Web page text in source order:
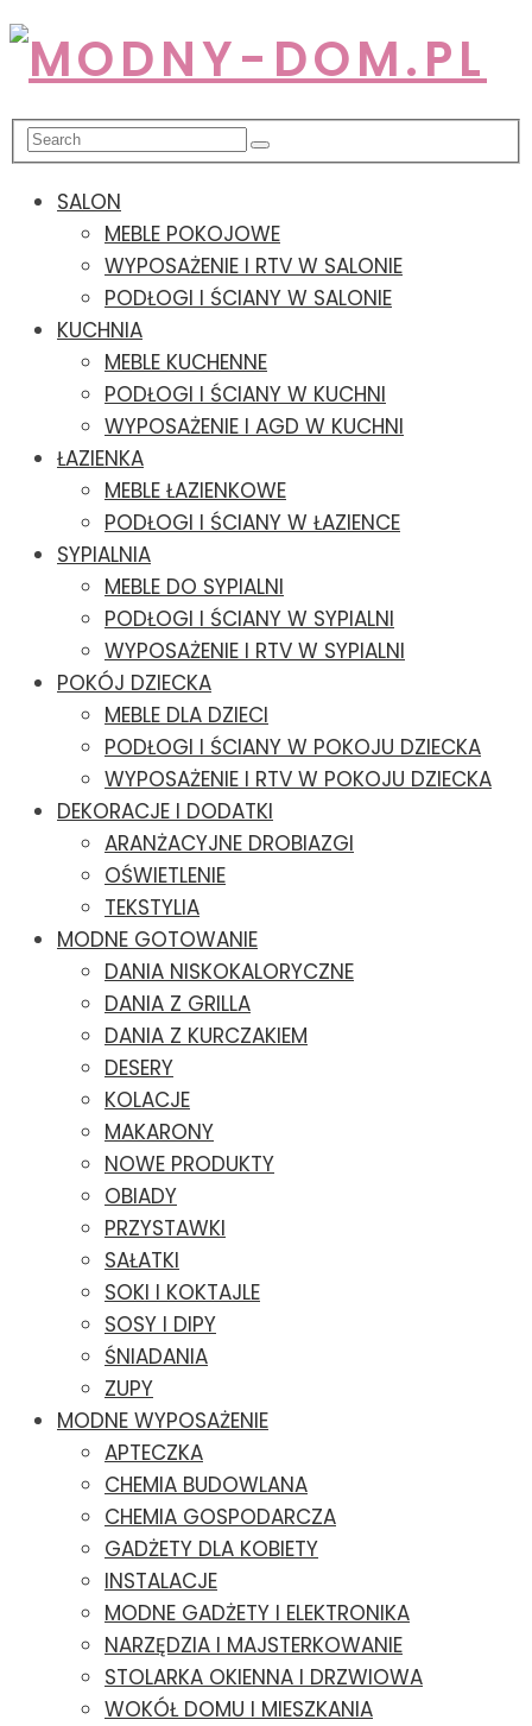
SALON
MEBLE POKOJOWE
WYPOSAŻENIE I RTV W SALONIE
PODŁOGI I ŚCIANY W SALONIE
KUCHNIA
MEBLE KUCHENNE
PODŁOGI I ŚCIANY W KUCHNI
WYPOSAŻENIE I AGD W KUCHNI
ŁAZIENKA
MEBLE ŁAZIENKOWE
PODŁOGI I ŚCIANY W ŁAZIENCE
SYPIALNIA
MEBLE DO SYPIALNI
PODŁOGI I ŚCIANY W SYPIALNI
WYPOSAŻENIE I RTV W SYPIALNI
POKÓJ DZIECKA
MEBLE DLA DZIECI
PODŁOGI I ŚCIANY W POKOJU DZIECKA
WYPOSAŻENIE I RTV W POKOJU DZIECKA
DEKORACJE I DODATKI
ARANŻACYJNE DROBIAZGI
OŚWIETLENIE
TEKSTYLIA
MODNE GOTOWANIE
DANIA NISKOKALORYCZNE
DANIA Z GRILLA
DANIA Z KURCZAKIEM
DESERY
KOLACJE
MAKARONY
NOWE PRODUKTY
OBIADY
PRZYSTAWKI
SAŁATKI
SOKI I KOKTAJLE
SOSY I DIPY
ŚNIADANIA
ZUPY
MODNE WYPOSAŻENIE
APTECZKA
CHEMIA BUDOWLANA
CHEMIA GOSPODARCZA
GADŻETY DLA KOBIETY
INSTALACJE
MODNE GADŻETY I ELEKTRONIKA
NARZĘDZIA I MAJSTERKOWANIE
STOLARKA OKIENNA I DRZWIOWA
WOKÓŁ DOMU I MIESZKANIA